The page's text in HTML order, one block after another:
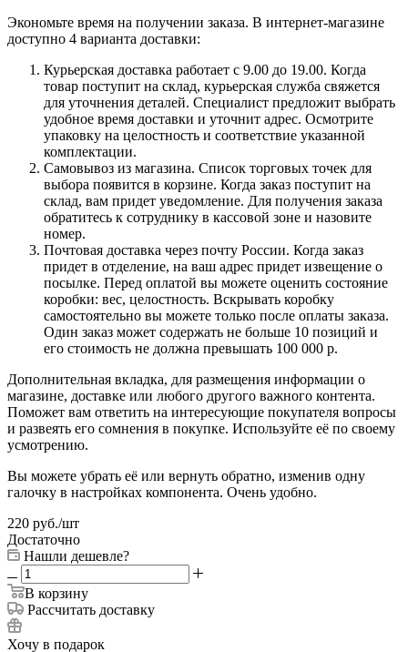
Экономьте время на получении заказа. В интернет-магазине
доступно 4 варианта доставки:
Курьерская доставка работает с 9.00 до 19.00. Когда
товар поступит на склад, курьерская служба свяжется
для уточнения деталей. Специалист предложит выбрать
удобное время доставки и уточнит адрес. Осмотрите
упаковку на целостность и соответствие указанной
комплектации.
Самовывоз из магазина. Список торговых точек для
выбора появится в корзине. Когда заказ поступит на
склад, вам придет уведомление. Для получения заказа
обратитесь к сотруднику в кассовой зоне и назовите
номер.
Почтовая доставка через почту России. Когда заказ
придет в отделение, на ваш адрес придет извещение о
посылке. Перед оплатой вы можете оценить состояние
коробки: вес, целостность. Вскрывать коробку
самостоятельно вы можете только после оплаты заказа.
Один заказ может содержать не больше 10 позиций и
его стоимость не должна превышать 100 000 р.
Дополнительная вкладка, для размещения информации о
магазине, доставке или любого другого важного контента.
Поможет вам ответить на интересующие покупателя вопросы
и развеять его сомнения в покупке. Используйте её по своему
усмотрению.
Вы можете убрать её или вернуть обратно, изменив одну
галочку в настройках компонента. Очень удобно.
220 руб./шт
Достаточно
Нашли дешевле?
В корзину
Рассчитать доставку
Хочу в подарок